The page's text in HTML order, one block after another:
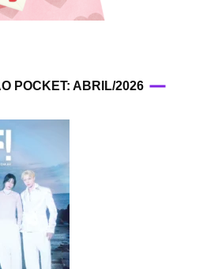
POCKET: ABRIL/2026